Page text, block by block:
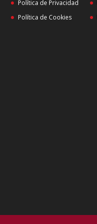
Política de Privacidad
Política de Cookies